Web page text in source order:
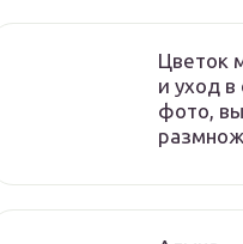
Цветок
и уход в
фото,